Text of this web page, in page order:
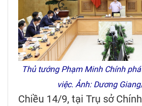
Thủ tướng Phạm Minh Chính
việc. Ảnh: Dương
Chiều 14/9, tại Trụ sở